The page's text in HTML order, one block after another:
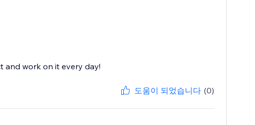
and work on it every day!
도움이 되었습니다 (0)